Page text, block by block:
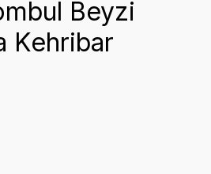
Beyzi
Kehribar